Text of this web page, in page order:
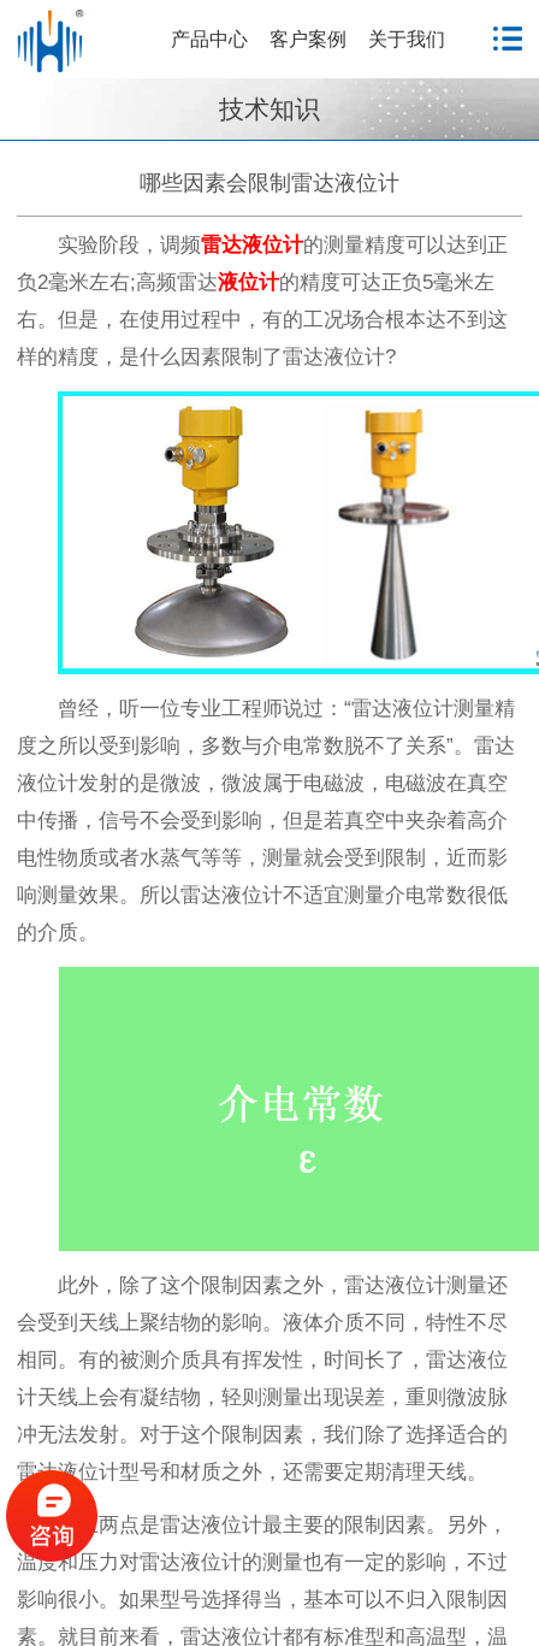
产品中心 客户案例 关于我们
技术知识
哪些因素会限制雷达液位计
实验阶段，调频雷达液位计的测量精度可以达到正
负2毫米左右;高频雷达液位计的精度可达正负5毫米左
右。但是，在使用过程中，有的工况场合根本达不到这
样的精度，是什么因素限制了雷达液位计?
曾经，听一位专业工程师说过：“雷达液位计测量精
度之所以受到影响，多数与介电常数脱不了关系”。雷达
液位计发射的是微波，微波属于电磁波，电磁波在真空
中传播，信号不会受到影响，但是若真空中夹杂着高介
电性物质或者水蒸气等等，测量就会受到限制，近而影
响测量效果。所以雷达液位计不适宜测量介电常数很低
的介质。
此外，除了这个限制因素之外，雷达液位计测量还
会受到天线上聚结物的影响。液体介质不同，特性不尽
相同。有的被测介质具有挥发性，时间长了，雷达液位
计天线上会有凝结物，轻则测量出现误差，重则微波脉
冲无法发射。对于这个限制因素，我们除了选择适合的
雷达液位计型号和材质之外，还需要定期清理天线。
以上两点是雷达液位计最主要的限制因素。另外，
温度和压力对雷达液位计的测量也有一定的影响，不过
影响很小。如果型号选择得当，基本可以不归入限制因
素。就目前来看，雷达液位计都有标准型和高温型，温